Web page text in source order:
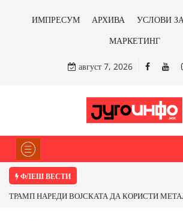
ИМПРЕСУМ АРХИВА
УСЛОВИ
МАРКЕТИНГ
август 7, 2026
ФЛЕШ ВЕСТИ
САД
Почнува реконструкцијата на улицата „5-